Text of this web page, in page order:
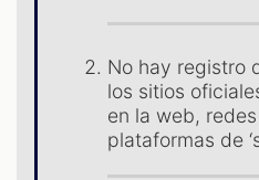
No hay registro
los sitios
en la web,
plataformas de